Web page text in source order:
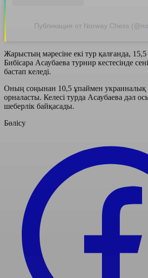
Публикация от Norway Chess
Жарыстың мәресіне екі тур қалғанда,
Бибісара Асаубаева турнир кестесінде
бастап келеді.
Оның соңынан 10,5 ұпаймен
орналасты. Келесі турда Асаубаева дәл
шеберлік байқасады.
Бөлісу